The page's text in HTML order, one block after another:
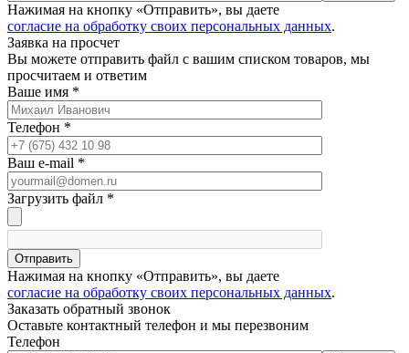
Нажимая на кнопку «Отправить», вы даете
согласие на обработку своих персональных данных.
Заявка на просчет
Вы можете отправить файл с вашим списком товаров, мы
просчитаем и ответим
Ваше имя *
Телефон *
Ваш e-mail *
Загрузить файл *
Отправить
Нажимая на кнопку «Отправить», вы даете
согласие на обработку своих персональных данных.
Заказать обратный звонок
Оставьте контактный телефон и мы перезвоним
Телефон